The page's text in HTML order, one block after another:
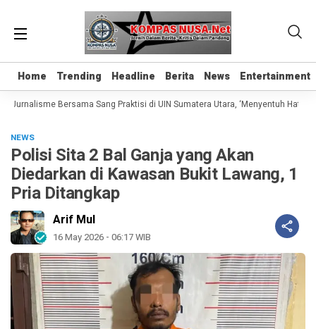
Home Trending Headline Berita News Entertainment
Home Trending Headline Berita News Entertainment
Bersama Sang Praktisi di UIN Sumatera Utara, ‘Menyentuh Hati
NEWS
Polisi Sita 2 Bal Ganja yang Akan
Diedarkan di Kawasan Bukit Lawang, 1
Pria Ditangkap
Arif Mul
16 May 2026 - 06:17 WIB